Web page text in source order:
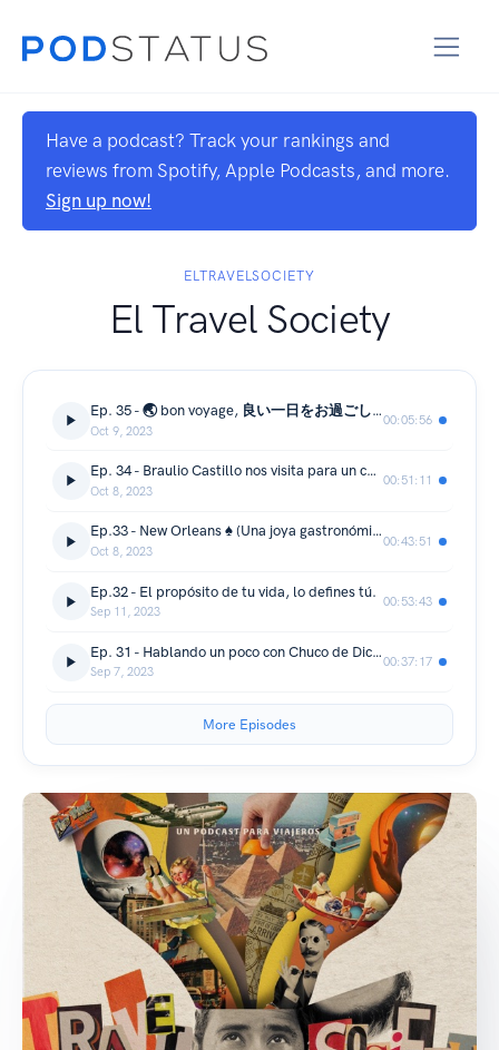
Have a podcast? Track your rankings and
reviews from Spotify, Apple Podcasts, and more.
Sign up now!
ELTRAVELSOCIETY
El Travel Society
Ep. 35 - 🌏 bon voyage, 良い一日をお過ごしください, buon viaggio y buen viaje! 🗺️
Oct 9, 2023
00:05:56
Ep. 34 - Braulio Castillo nos visita para un café y una conversación 🇪🇸 🇵🇹
Oct 8, 2023
00:51:11
Ep.33 - New Orleans ♠️ (Una joya gastronómica y cultural)
Oct 8, 2023
00:43:51
Ep.32 - El propósito de tu vida, lo defines tú.
Sep 11, 2023
00:53:43
Ep. 31 - Hablando un poco con Chuco de Dicciotto Pizza 🍕
Sep 7, 2023
00:37:17
More Episodes